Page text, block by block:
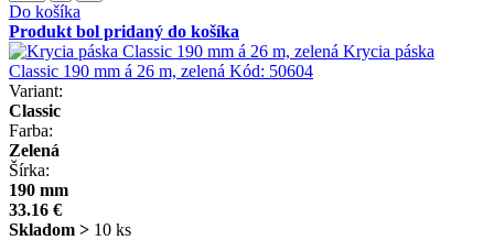
Do košíka
Produkt bol pridaný do košíka
Krycia páska
Classic 190 mm á 26 m, zelená Kód: 50604
Variant:
Classic
Farba:
Zelená
Šírka:
190 mm
33.16 €
Skladom > 10 ks